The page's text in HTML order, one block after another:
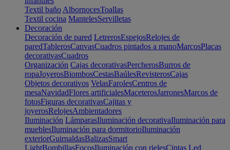
Textil baño AlbornocesToallas
Textil cocina MantelesServilletas
Decoración
Decoración de pared LetrerosEspejosRelojes de
paredTablerosCanvasCuadros pintados a manoMarcosPlacas
decorativasCuadros
Organización Cajas decorativasPercherosBurros de
ropaJoyerosBiombosCestasBaúlesRevisterosCajas
Objetos decorativos VelasFarolesCentros de
mesaNavidadFlores artificialesMaceterosJarronesMarcos de
fotosFiguras decorativasCajitas y
joyerosRelojesAmbientadores
Iluminación LámparasIluminación decorativaIluminación para
mueblesIluminación para dormitorioIluminación
exteriorGuirnaldasBalizasSmart
LightBombillasFocosIluminación con rielesCintas Led